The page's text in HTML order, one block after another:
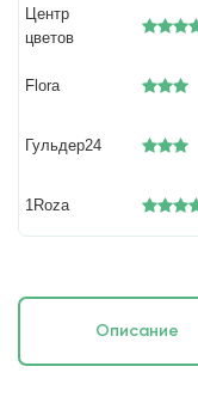
Центр
цветов
Flora
Гульдер24
1Roza
Описание